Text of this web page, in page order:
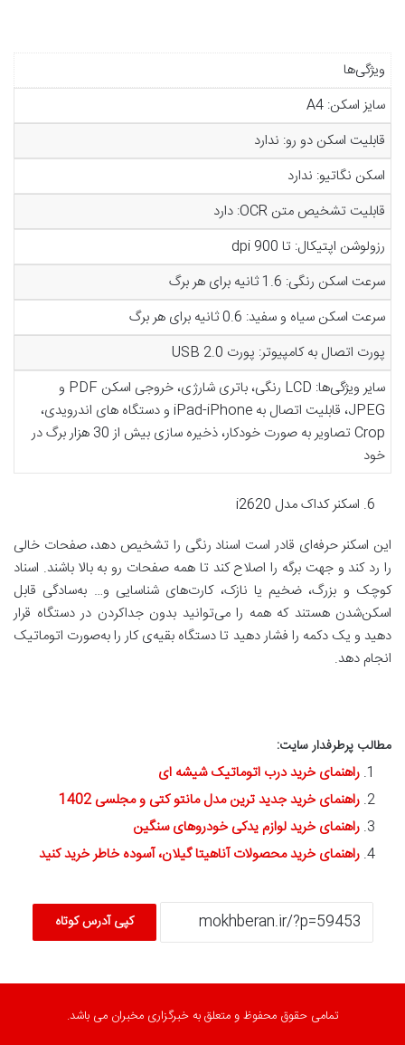
ویژگی‌ها
سایز اسکن: A4
قابلیت اسکن دو رو: ندارد
اسکن نگاتیو: ندارد
قابلیت تشخیص متن OCR: دارد
رزولوشن اپتیکال: تا 900 dpi
سرعت اسکن رنگی: 1.6 ثانیه برای هر برگ
سرعت اسکن سیاه و سفید: 0.6 ثانیه برای هر برگ
پورت اتصال به کامپیوتر: پورت USB 2.0
سایر ویژگی‌ها: LCD رنگی، باتری شارژی، خروجی اسکن PDF و
JPEG، قابلیت اتصال به iPad-iPhone و دستگاه های اندرویدی،
Crop تصاویر به صورت خودکار، ذخیره سازی بیش از 30 هزار برگ در
خود
اسکنر کداک مدل i2620
این اسکنر حرفه‌ای قادر است اسناد رنگی را تشخیص دهد، صفحات خالی
را رد کند و جهت برگه را اصلاح کند تا همه صفحات رو به بالا باشند. اسناد
کوچک و بزرگ، ضخیم یا نازک، کارت‌های شناسایی و… به‌سادگی قابل
اسکن‌شدن هستند که همه را می‌توانید بدون جداکردن در دستگاه قرار
دهید و یک دکمه را فشار دهید تا دستگاه بقیه‌ی کار را به‌صورت اتوماتیک
انجام دهد.
مطالب پرطرفدار سایت:
راهنمای خرید درب اتوماتیک شیشه ای
راهنمای خرید جدید ترین مدل مانتو کتی و مجلسی 1402
راهنمای خرید لوازم یدکی خودروهای سنگین
راهنمای خرید محصولات آناهیتا گیلان، آسوده خاطر خرید کنید
کپی آدرس کوتاه
تمامی حقوق محفوظ و متعلق به خبرگزاری مخبران می باشد.